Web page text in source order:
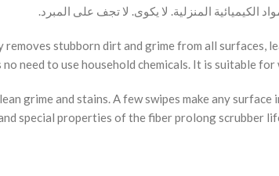
الكيميائية المنزلية. لا يكوى. لا تجف على المبرد.
stubborn dirt and grime from all surfaces,
need to use household chemicals. It is suitable
grime and stains. A few swipes make any surface
special properties of the fiber prolong scrubber